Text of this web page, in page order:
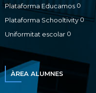
Plataforma Educamos 0
Plataforma Schooltivity0
Uniformitat escolar 0
ÀREA ALUMNES